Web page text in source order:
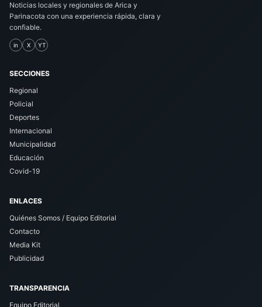
Noticias locales y regionales de Arica y
Parinacota con una experiencia rápida, clara y
confiable.
in X YT
SECCIONES
Regional
Policial
Deportes
Internacional
Municipalidad
Educación
Covid-19
ENLACES
Quiénes Somos / Equipo Editorial
Contacto
Media Kit
Publicidad
TRANSPARENCIA
Equipo Editorial